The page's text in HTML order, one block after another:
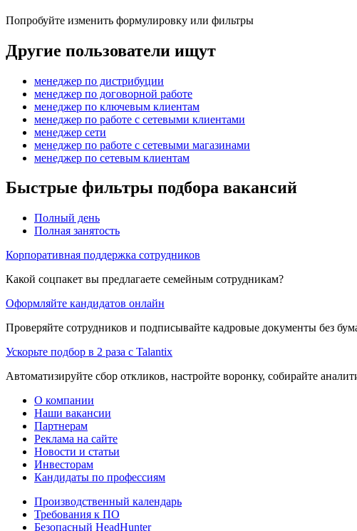
Попробуйте изменить формулировку или фильтры
Другие пользователи ищут
менеджер по дистрибуции
менеджер по договорной работе
менеджер по ключевым клиентам
менеджер по работе с сетевыми клиентами
менеджер сети
менеджер по работе с сетевыми магазинами
менеджер по сетевым клиентам
Быстрые фильтры подбора вакансий
Полный день
Полная занятость
Корпоративная поддержка сотрудников
Какой соцпакет вы предлагаете семейным сотрудникам?
Оформляйте кандидатов онлайн
Проверяйте сотрудников и подписывайте кадровые документы без
Ускорьте подбор в 2 раза с Talantix
Автоматизируйте сбор откликов, настройте воронку, собирайте
О компании
Наши вакансии
Партнерам
Реклама на сайте
Новости и статьи
Инвесторам
Кандидаты по профессиям
Производственный календарь
Требования к ПО
Безопасный HeadHunter